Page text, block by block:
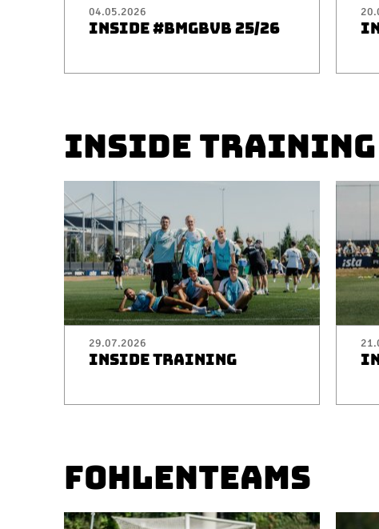
04.05.2026
INSIDE #BMGBVB 25/26
INSIDE TRAINING
29.07.2026
INSIDE TRAINING
FOHLENTEAMS